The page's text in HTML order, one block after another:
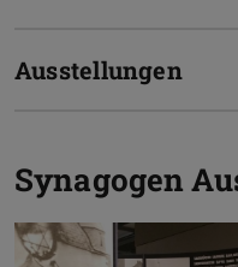
Ausstellungen
Synagogen